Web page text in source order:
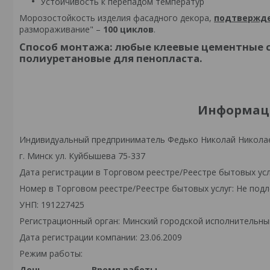
Морозостойкость изделия фасадного декора,
размораживание" – 100 циклов.
Способ монтажа: любые клеевые цементные
полиуретановые для пенопласта.
Индивидуальный предприниматель Федько Николай
г. Минск ул. Куйбышева 75-337
Дата регистрации в Торговом реестре/Реестре бытовых
Номер в Торговом реестре/Реестре бытовых услуг: Не
УНП: 191227425
Регистрационный орган: Минский городской
Дата регистрации компании: 23.06.2009
Режим работы: